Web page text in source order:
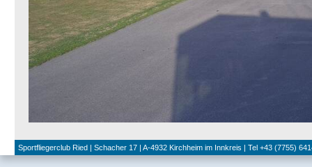
Sportfliegerclub Ried | Schacher 17 | A-4932 Kirchheim im Innkreis | Tel +43 (7755)